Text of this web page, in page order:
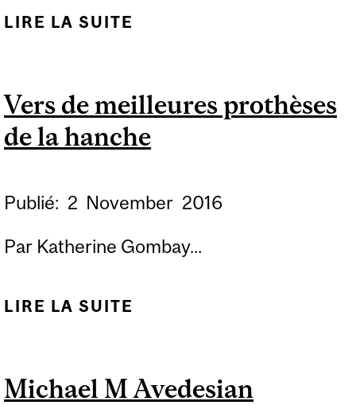
LIRE LA SUITE
SCIENCES APPLIQUÉES
Vers de meilleures prothèses
de la hanche
Publié: 2 November 2016
Par Katherine Gombay...
LIRE LA SUITE
HANCHE
Michael M Avedesian